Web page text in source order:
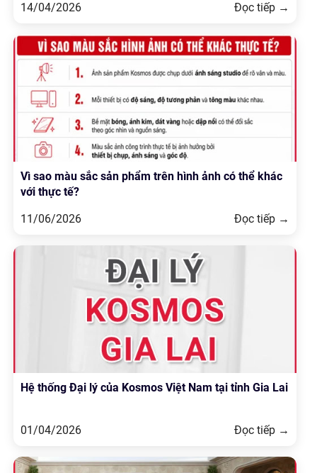
14/04/2026 Đọc tiếp →
Vì sao màu sắc sản phẩm trên hình ảnh có thể khác
với thực tế?
11/06/2026
Đọc tiếp →
Hệ thống Đại lý của Kosmos Việt Nam tại tỉnh Gia Lai
01/04/2026 Đọc tiếp →